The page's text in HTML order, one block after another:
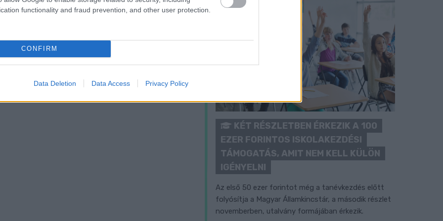
functionality and fraud prevention, and other user protection.
CONFIRM
Data Deletion Data Access Privacy Policy
KÉT RÉSZLETBEN ÉRKEZIK A 100
EZER FORINTOS ISKOLAKEZDÉSI
TÁMOGATÁS, AMIT NEM KELL KÜLÖN
IGÉNYELNI
Az első 50 ezer forintot még a tanévkezdés előtt
folyósítja a Magyar Államkincstár, a második részlet
novemberben, utalvány formájában érkezik.